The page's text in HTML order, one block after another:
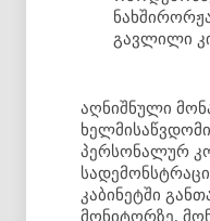
გავლილი
აღნიშნული
პერსონალურ
კაბინეტში
მონიტორზე.